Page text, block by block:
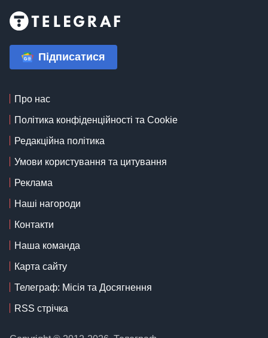
Підписатися
Про нас
Політика конфіденційності та Cookie
Редакційна політика
Умови користування та цитування
Реклама
Наші нагороди
Контакти
Наша команда
Карта сайту
Телеграф: Місія та Досягнення
RSS стрічка